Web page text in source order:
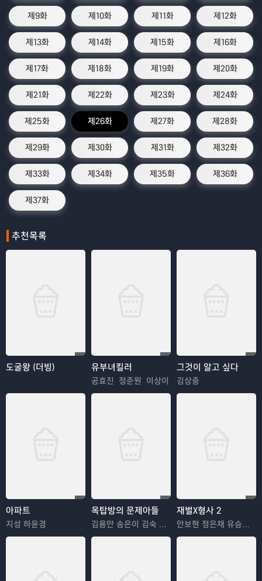
제9화 제10화 제11화 제12화
제13화 제14화 제15화 제16화
제17화 제18화 제19화 제20화
제21화 제22화 제23화 제24화
제25화 제26화 제27화 제28화
제29화 제30화 제31화 제32화
제33화 제34화 제35화 제36화
제37화
추천목록
도굴왕 (더빙) 유부녀킬러
공효진 정준원 이상이
그것이 알고 싶다
김상중
아파트
지성 하윤경
옥탑방의 문제아들
김용만 송은이 김숙 정형돈 민경훈
재벌X형사 2
안보현 정은채 유승호 김혜은